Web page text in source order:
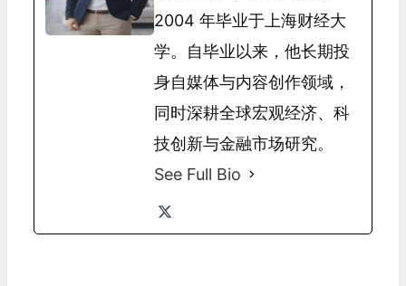
2004 年毕业于上海财经大
学。自毕业以来，他长期投
身自媒体与内容创作领域，
同时深耕全球宏观经济、科
技创新与金融市场研究。
See Full Bio